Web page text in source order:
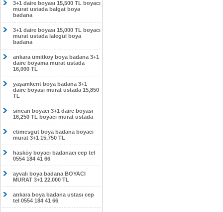
3+1 daire boyası 15,500 TL boyacı
murat ustada balgat boya
badana
3+1 daire boyası 15,000 TL boyacı
murat ustada lalegül boya
badana
ankara ümitköy boya badana 3+1
daire boyama murat ustada
16,000 TL
yaşamkent boya badana 3+1
daire boyası murat ustada 15,850
TL
sincan boyacı 3+1 daire boyası
16,250 TL boyacı murat ustada
etimesgut boya badana boyacı
murat 3+1 15,750 TL
hasköy boyacı badanacı cep tel
0554 184 41 66
ayvalı boya badana BOYACI
MURAT 3+1 22,000 TL
ankara boya badana ustası cep
tel 0554 184 41 66